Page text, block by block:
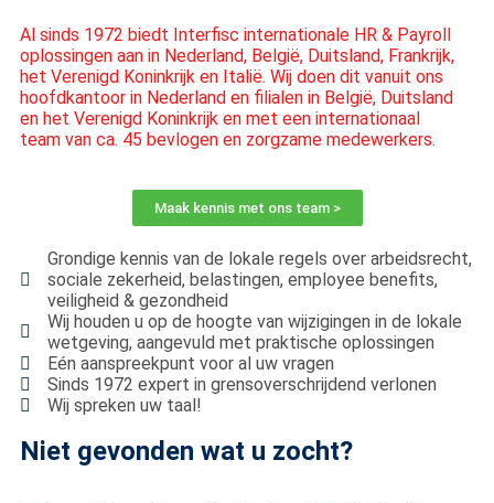
Al sinds 1972 biedt Interfisc internationale HR & Payroll
oplossingen aan in Nederland, België, Duitsland, Frankrijk,
het Verenigd Koninkrijk en Italië. Wij doen dit vanuit ons
hoofdkantoor in Nederland en filialen in België, Duitsland
en het Verenigd Koninkrijk en met een internationaal
team van ca. 45 bevlogen en zorgzame medewerkers.
Maak kennis met ons team >
Grondige kennis van de lokale regels over arbeidsrecht,
sociale zekerheid, belastingen, employee benefits,
veiligheid & gezondheid
Wij houden u op de hoogte van wijzigingen in de lokale
wetgeving, aangevuld met praktische oplossingen
Eén aanspreekpunt voor al uw vragen
Sinds 1972 expert in grensoverschrijdend verlonen
Wij spreken uw taal!
Niet gevonden wat u zocht?